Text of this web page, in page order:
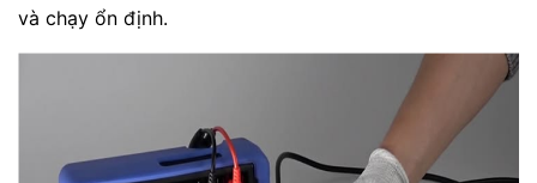
và chạy ổn định.